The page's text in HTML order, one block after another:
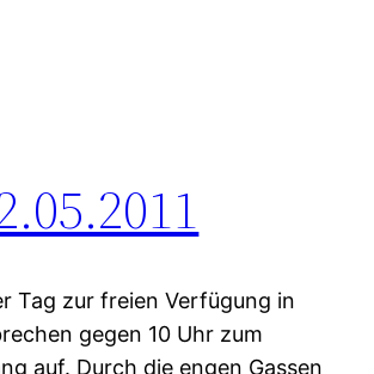
Tag zur freien Verfügung in
gegen 10 Uhr zum
auf. Durch die engen Gassen